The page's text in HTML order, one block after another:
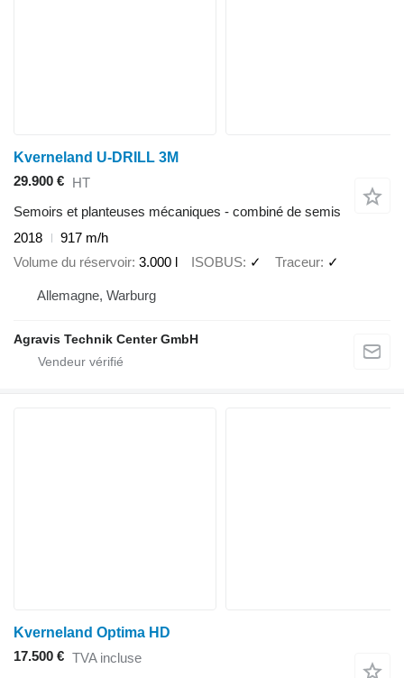
Kverneland U-DRILL 3M
29.900 € HT
Semoirs et planteuses mécaniques - combiné de semis
2018
917 m/h
Volume du réservoir 3.000 l ISOBUS ✓ Traceur ✓
Allemagne, Warburg
Agravis Technik Center GmbH
Kverneland Optima HD
17.500 € TVA incluse